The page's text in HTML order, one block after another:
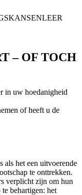
– OF TOCH
in uw hoedanigheid
of heeft u de
als het een uitvoerende
te onttrekken.
verplicht zijn om hun
behartigen: het